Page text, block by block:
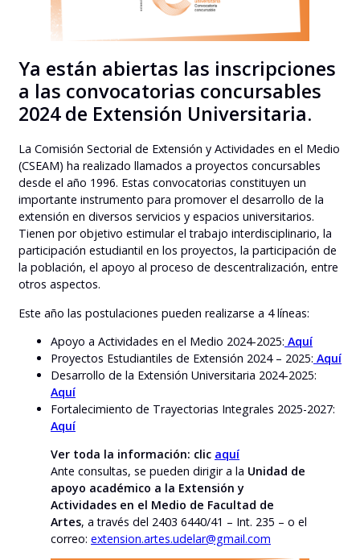
Ya están abiertas las inscripciones
a las convocatorias concursables
2024 de Extensión Universitaria.
La Comisión Sectorial de Extensión y Actividades en el Medio
(CSEAM) ha realizado llamados a proyectos concursables
desde el año 1996. Estas convocatorias constituyen un
importante instrumento para promover el desarrollo de la
extensión en diversos servicios y espacios universitarios.
Tienen por objetivo estimular el trabajo interdisciplinario, la
participación estudiantil en los proyectos, la participación de
la población, el apoyo al proceso de descentralización, entre
otros aspectos.
Este año las postulaciones pueden realizarse a 4 líneas:
Apoyo a Actividades en el Medio 2024-2025: Aquí
Proyectos Estudiantiles de Extensión 2024 – 2025: Aquí
Desarrollo de la Extensión Universitaria 2024-2025:
Aquí
Fortalecimiento de Trayectorias Integrales 2025-2027:
Aquí
Ver toda la información: clic aquí
Ante consultas, se pueden dirigir a la Unidad de
apoyo académico a la Extensión y
Actividades en el Medio de Facultad de
Artes, a través del 2403 6440/41 – Int. 235 – o el
correo: extension.artes.udelar@gmail.com